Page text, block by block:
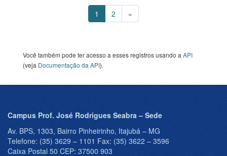
1 2 »
Você também pode ter acesso a esses registros usando a API
(veja Documentação da API).
Campus Prof. José Rodrigues Seabra – Sede
Av. BPS, 1303, Bairro Pinheirinho, Itajubá – MG
Telefone: (35) 3629 – 1101 Fax: (35) 3622 – 3596
Caixa Postal 50 CEP: 37500 903